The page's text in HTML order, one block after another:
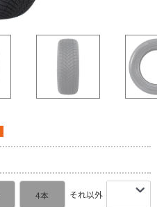
4本 それ以外